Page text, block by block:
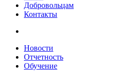
Добровольцам
Контакты
Новости
Отчетность
Обучение